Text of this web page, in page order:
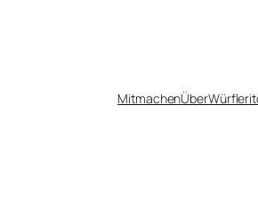
MitmachenÜberWürfler